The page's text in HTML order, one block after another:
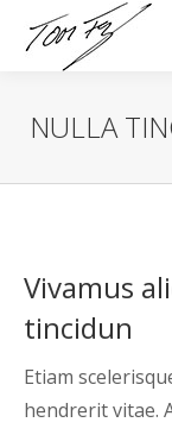
NULLA
Vivamus
tincidun
Etiam
hendrerit vitae.